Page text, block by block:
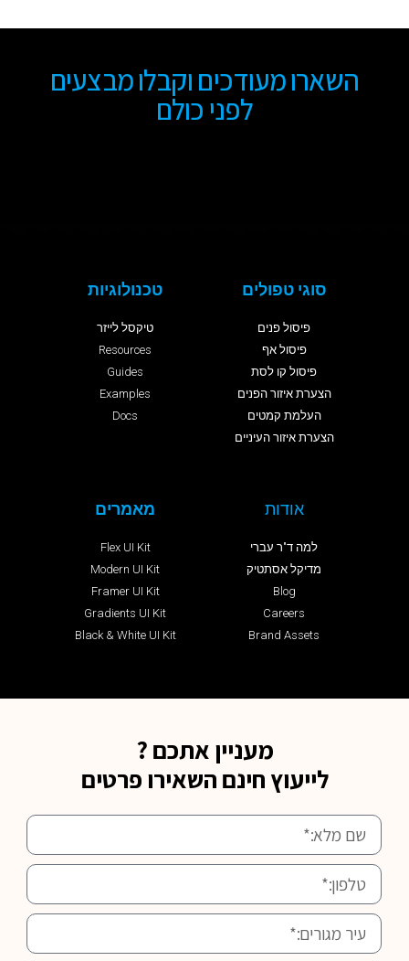
השארו מעודכים וקבלו מבצעים
לפני כולם
סוגי טפולים
פיסול פנים
פיסול אף
פיסול קו לסת
הצערת איזור הפנים
העלמת קמטים
הצערת איזור העיניים
טכנולוגיות
טיקסל לייזר
Resources
Guides
Examples
Docs
אודות
למה ד"ר עברי
מדיקל אסתטיק
Blog
Careers
Brand Assets
מאמרים
Flex UI Kit
Modern UI Kit
Framer UI Kit
Gradients UI Kit
Black & White UI Kit
מעניין אתכם ?
לייעוץ חינם השאירו פרטים